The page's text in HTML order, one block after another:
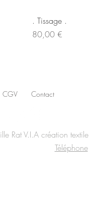
. Tissage .
Prix
80,00 €
CGV Contact
Rat V.I.A création textile
Téléphone